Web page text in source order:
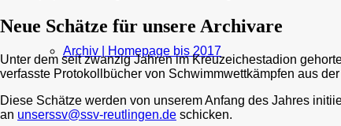
Archiv | Homepage bis 2017
Neue Schätze für unsere Archivare
Unter dem seit zwanzig Jahren im Kreuzeichestadion
verfasste Protokollbücher von Schwimmwettkämpfen aus
Diese Schätze werden von unserem Anfang des Jahres
an unserssv@ssv-reutlingen.de schicken.